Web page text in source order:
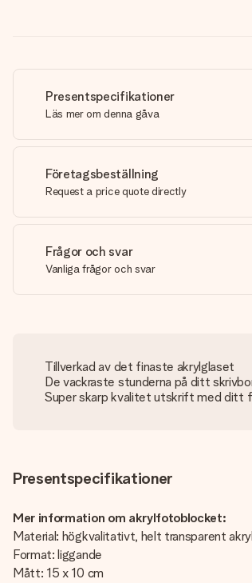
Presentspecifikationer
Läs mer om denna gåva
Företagsbeställning
Request a price quote directly
Frågor och svar
Vanliga frågor och svar
Tillverkad av det finaste akrylglaset
De vackraste stunderna på ditt
Super skarp kvalitet utskrift med ditt
Presentspecifikationer
Mer information om akrylfotoblocket:
Material: högkvalitativt, helt transparent akryl
Format: liggande
Mått: 15 x 10 cm